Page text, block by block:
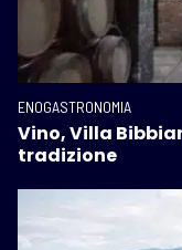
ENOGASTRONOMIA
Vino, Villa
tradizione